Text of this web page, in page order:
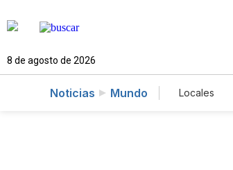
8 de agosto de 2026
Noticias Mundo Locales